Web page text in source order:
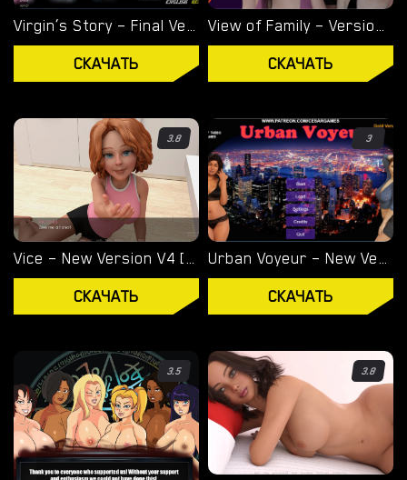
УСТРОЙСТВО
ПК ПОРНО ИГРЫ
ДОПОЛНЕНИЯ ДЛЯ СКАЧИВАНИЯ
ПОРНО ИГРЫ APK
БЛОГ
ТЕГИ
RENPY
RUFFLE
HTML
Virgin’s Story – Final Version 1.0 [Wet Pantsu Games]
СКАЧАТЬ
View of Family – Version 0.1.4 [Marvel]
СКАЧАТЬ
3.8
Vice – New Version V4 [Storyteller97]
СКАЧАТЬ
3
Urban Voyeur – New Version 1.0.0 (Full Game) [Cesar Games]
СКАЧАТЬ
3.5 3.8